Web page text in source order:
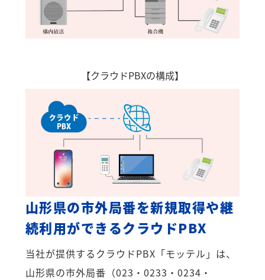
【クラウドPBXの構成】
山形県の市外局番を新規取得や継
続利用ができるクラウドPBX
当社が提供するクラウドPBX「モッテル」は、
山形県の市外局番（023・0233・0234・